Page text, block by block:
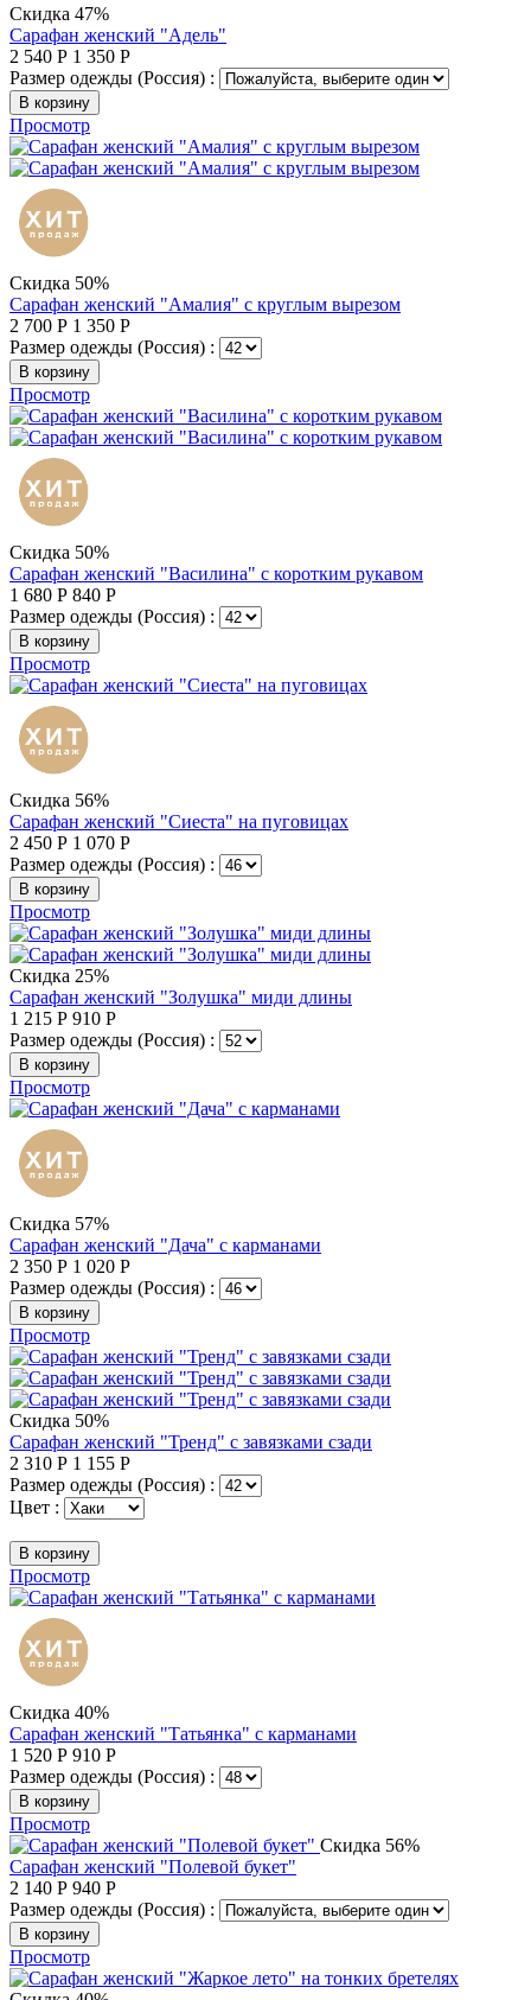
Скидка 47%
Сарафан женский "Адель"
2 540 Р 1 350 Р
Размер одежды (Россия) :
В корзину
Просмотр
Скидка 50%
Сарафан женский "Амалия" с круглым вырезом
2 700 Р 1 350 Р
Размер одежды (Россия) :
В корзину
Просмотр
Скидка 50%
Сарафан женский "Василина" с коротким рукавом
1 680 Р 840 Р
Размер одежды (Россия) :
В корзину
Просмотр
Скидка 56%
Сарафан женский "Сиеста" на пуговицах
2 450 Р 1 070 Р
Размер одежды (Россия) :
В корзину
Просмотр
Скидка 25%
Сарафан женский "Золушка" миди длины
1 215 Р 910 Р
Размер одежды (Россия) :
В корзину
Просмотр
Скидка 57%
Сарафан женский "Дача" с карманами
2 350 Р 1 020 Р
Размер одежды (Россия) :
В корзину
Просмотр
Скидка 50%
Сарафан женский "Тренд" с завязками сзади
2 310 Р 1 155 Р
Размер одежды (Россия) :
Цвет :
В корзину
Просмотр
Скидка 40%
Сарафан женский "Татьянка" с карманами
1 520 Р 910 Р
Размер одежды (Россия) :
В корзину
Просмотр
Скидка 56%
Сарафан женский "Полевой букет"
2 140 Р 940 Р
Размер одежды (Россия) :
В корзину
Просмотр